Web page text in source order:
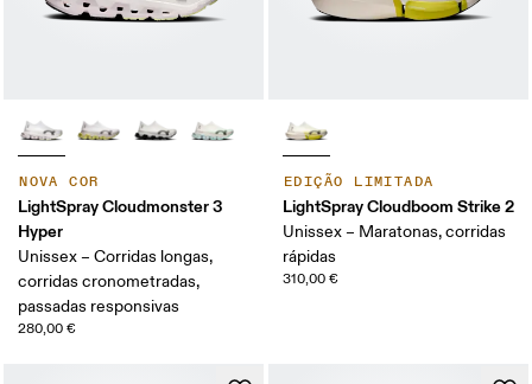
NOVA COR
LightSpray Cloudmonster 3
Hyper
Unissex – Corridas longas,
corridas cronometradas,
passadas responsivas
280,00 €
EDIÇÃO LIMITADA
LightSpray Cloudboom Strike 2
Unissex – Maratonas, corridas
rápidas
310,00 €